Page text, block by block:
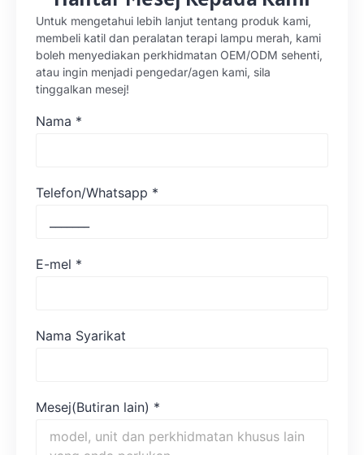
Untuk mengetahui lebih lanjut tentang produk kami,
membeli katil dan peralatan terapi lampu merah, kami
boleh menyediakan perkhidmatan OEM/ODM sehenti,
atau ingin menjadi pengedar/agen kami, sila
tinggalkan mesej!
Nama *
Telefon/Whatsapp *
E-mel *
Nama Syarikat
Mesej(Butiran lain) *